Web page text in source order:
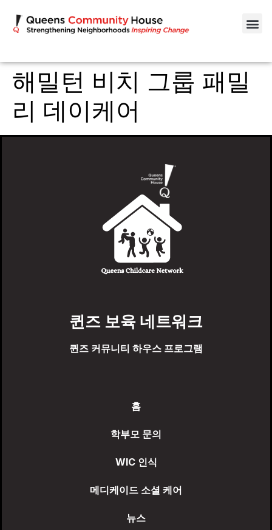
해밀턴 비치 그룹 패밀
리 데이케어
퀸즈 보육 네트워크
퀸즈 커뮤니티 하우스 프로그램
홈
학부모 문의
WIC 인식
메디케이드 소셜 케어
뉴스